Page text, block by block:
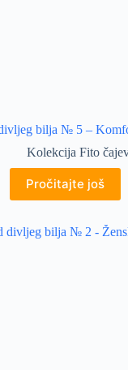
bilja № 5 –
Kolekcija Fito
Pročitajte još